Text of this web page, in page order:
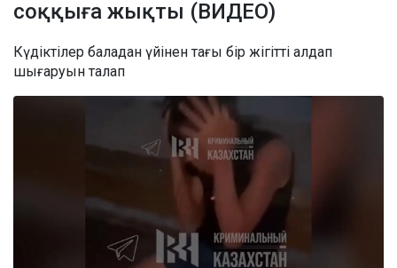
соққыға жықты (ВИДЕО)
Күдіктілер баладан үйінен тағы бір жігітті алдап
шығаруын талап